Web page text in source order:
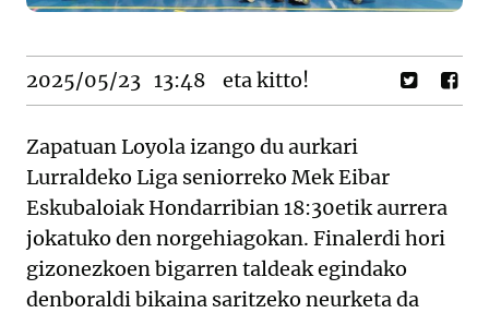
2025/05/23 13:48 eta kitto!
Zapatuan Loyola izango du aurkari
Lurraldeko Liga seniorreko Mek Eibar
Eskubaloiak Hondarribian 18:30etik aurrera
jokatuko den norgehiagokan. Finalerdi hori
gizonezkoen bigarren taldeak egindako
denboraldi bikaina saritzeko neurketa da